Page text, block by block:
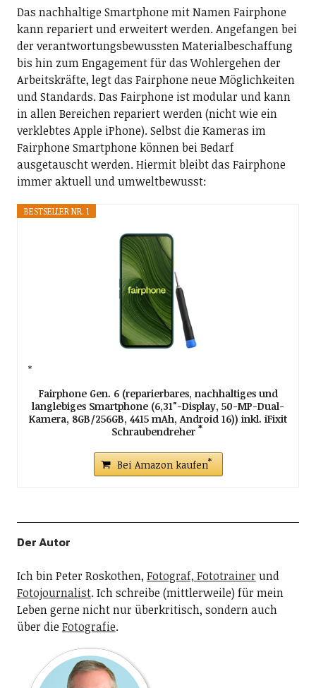
Das nachhaltige Smartphone mit Namen Fairphone
kann repariert und erweitert werden. Angefangen bei
der verantwortungsbewussten Materialbeschaffung
bis hin zum Engagement für das Wohlergehen der
Arbeitskräfte, legt das Fairphone neue Möglichkeiten
und Standards. Das Fairphone ist modular und kann
in allen Bereichen repariert werden (nicht wie ein
verklebtes Apple iPhone). Selbst die Kameras im
Fairphone Smartphone können bei Bedarf
ausgetauscht werden. Hiermit bleibt das Fairphone
immer aktuell und umweltbewusst:
BESTSELLER NR. 1
Fairphone Gen. 6 (reparierbares, nachhaltiges und
langlebiges Smartphone (6,31"-Display, 50-MP-Dual-
Kamera, 8GB/256GB, 4415 mAh, Android 16)) inkl. iFixit
Schraubendreher
Bei Amazon kaufen
Der Autor
Ich bin Peter Roskothen, Fotograf, Fototrainer und
Fotojournalist. Ich schreibe (mittlerweile) für mein
Leben gerne nicht nur überkritisch, sondern auch
über dieFotografie.